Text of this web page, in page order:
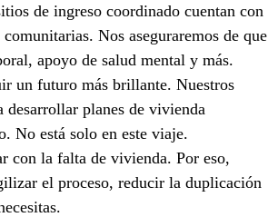
de ingreso coordinado cuentan con
Nos aseguraremos de que
apoyo de salud mental y más.
un futuro más brillante. Nuestros
desarrollar planes de vivienda
No está solo en este viaje.
con la falta de vivienda. Por eso,
el proceso, reducir la duplicación